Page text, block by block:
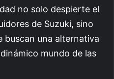
no solo despierte el
de Suzuki, sino
buscan una alternativa
mundo de las